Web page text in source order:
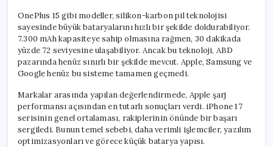
OnePlus 15 gibi modeller, silikon-karbon pil teknolojisi
sayesinde büyük bataryalarını hızlı bir şekilde doldurabiliyor.
7.300 mAh kapasiteye sahip olmasına rağmen, 30 dakikada
yüzde 72 seviyesine ulaşabiliyor. Ancak bu teknoloji, ABD
pazarında henüz sınırlı bir şekilde mevcut. Apple, Samsung ve
Google henüz bu sisteme tamamen geçmedi.
Markalar arasında yapılan değerlendirmede, Apple şarj
performansı açısından en tutarlı sonuçları verdi. iPhone 17
serisinin genel ortalaması, rakiplerinin önünde bir başarı
sergiledi. Bunun temel sebebi, daha verimli işlemciler, yazılım
optimizasyonları ve görece küçük batarya yapısı.